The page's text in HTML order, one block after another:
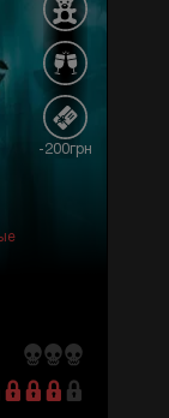
-200грн